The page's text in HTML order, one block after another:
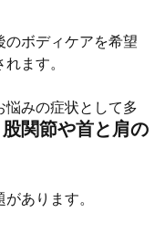
のボディケアを希望
ます。
悩みの症状として多
関節や首と肩の
あります。